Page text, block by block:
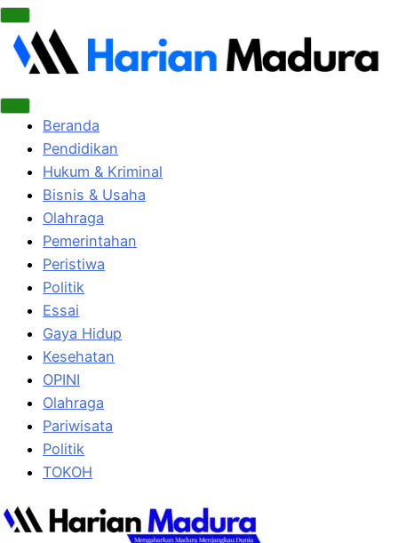
Beranda
Pendidikan
Hukum & Kriminal
Bisnis & Usaha
Olahraga
Pemerintahan
Peristiwa
Politik
Essai
Gaya Hidup
Kesehatan
OPINI
Olahraga
Pariwisata
Politik
TOKOH